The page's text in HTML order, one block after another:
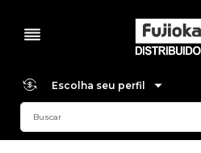
Escolha seu perfil